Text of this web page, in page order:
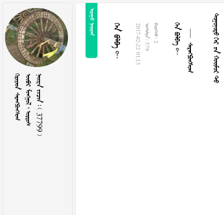
        37799 
 
   2017-02-22 01:13  579  2        